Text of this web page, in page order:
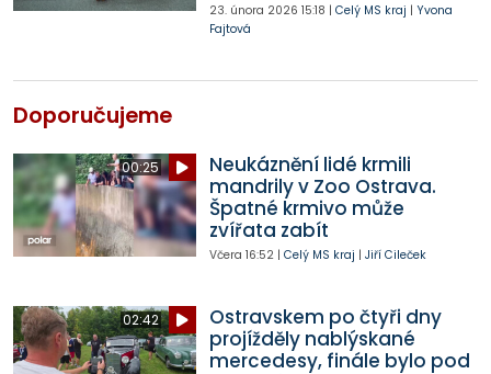
23. února 2026 15:18 | Celý MS kraj | Yvona
Fajtová
Doporučujeme
00:25
Neukáznění lidé krmili
mandrily v Zoo Ostrava.
Špatné krmivo může
zvířata zabít
Včera 16:52| Celý MS kraj | Jiří Cileček
02:42
Ostravskem po čtyři dny
projížděly nablýskané
mercedesy, finále bylo pod